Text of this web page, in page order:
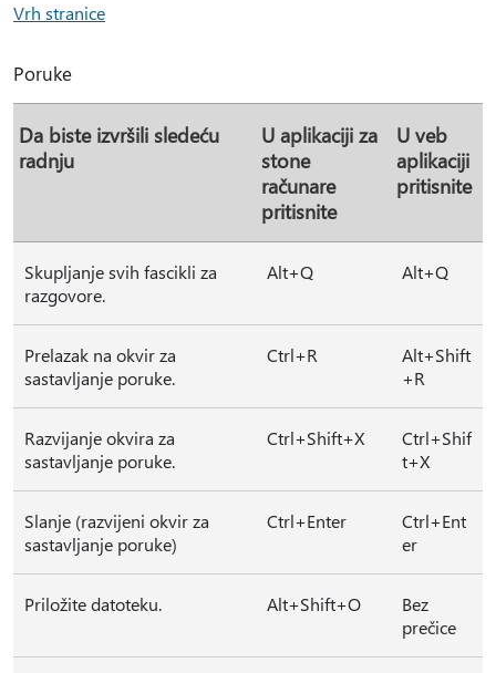
Vrh stranice
Poruke
Da biste izvršili sledeću
radnju
U aplikaciji za
stone
računare
pritisnite
U veb
aplikaciji
pritisnite
Skupljanje svih fascikli za
razgovore.
Alt+Q Alt+Q
Prelazak na okvir za
sastavljanje poruke.
Ctrl+R
Alt+Shift
+R
Razvijanje okvira za
sastavljanje poruke.
Ctrl+Shift+X
Ctrl+Shif
t+X
Slanje (razvijeni okvir za
sastavljanje poruke)
Ctrl+Enter
Ctrl+Ent
er
Priložite datoteku. Alt+Shift+O
Bez
prečice